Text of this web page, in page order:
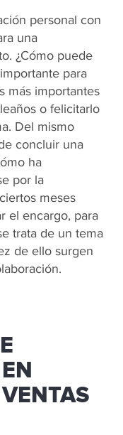
personal con
una
¿Cómo puede
para
más importantes
o felicitarlo
Del mismo
concluir una
ha
por la
meses
el encargo, para
trata de un tema
de ello surgen